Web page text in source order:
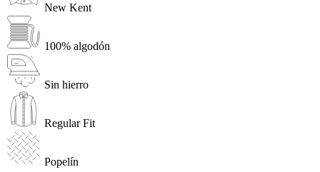
New Kent
100% algodón
Sin hierro
Regular Fit
Popelín